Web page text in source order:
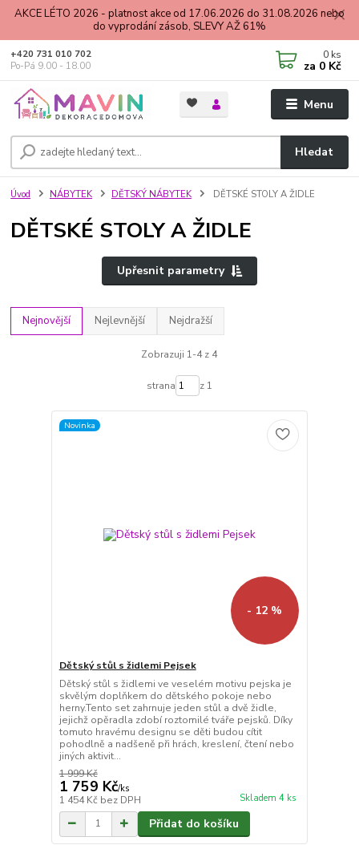
AKCE LÉTO 2026 - platnost akce od 17.06.2026 do 31.08.2026 nebo
do vyprodání zásob, SLEVY AŽ 61%
Menu
Hledat
+420 731 010 702
Po-Pá 9.00 - 18.00
0 ks
za 0 Kč
Úvod NÁBYTEK DĚTSKÝ NÁBYTEK DĚTSKÉ STOLY A ŽIDLE
DĚTSKÉ STOLY A ŽIDLE
Upřesnit parametry
Nejnovější Nejlevnější Nejdražší
Zobrazuji 1-4 z 4
strana z 1
Novinka
- 12 %
Dětský stůl s židlemi Pejsek
Dětský stůl s židlemi ve veselém motivu pejska je
skvělým doplňkem do dětského pokoje nebo
herny.Tento set zahrnuje jeden stůl a dvě židle,
jejichž opěradla zdobí roztomilé tváře pejsků. Díky
tomuto hravému designu se děti budou cítit
pohodlně a nadšeně při hrách, kreslení, čtení nebo
jiných aktivit...
1 999 Kč
1 759 Kč/ks
1 454 Kč bez DPH Skladem 4 ks
Přidat do košíku